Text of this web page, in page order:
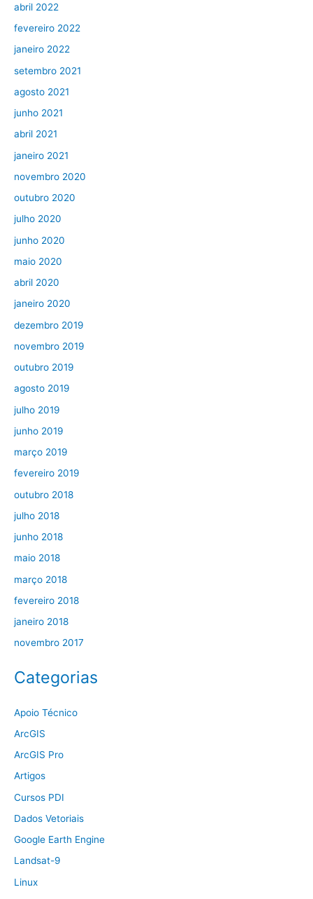
abril 2022
fevereiro 2022
janeiro 2022
setembro 2021
agosto 2021
junho 2021
abril 2021
janeiro 2021
novembro 2020
outubro 2020
julho 2020
junho 2020
maio 2020
abril 2020
janeiro 2020
dezembro 2019
novembro 2019
outubro 2019
agosto 2019
julho 2019
junho 2019
março 2019
fevereiro 2019
outubro 2018
julho 2018
junho 2018
maio 2018
março 2018
fevereiro 2018
janeiro 2018
novembro 2017
Categorias
Apoio Técnico
ArcGIS
ArcGIS Pro
Artigos
Cursos PDI
Dados Vetoriais
Google Earth Engine
Landsat-9
Linux